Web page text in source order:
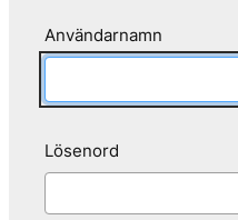
Användarnamn
Lösenord